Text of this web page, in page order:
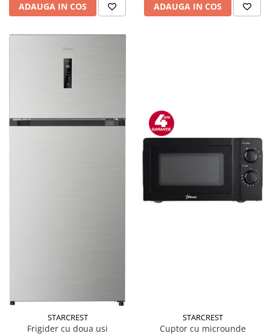
ADAUGA IN COS ADAUGA IN COS
STARCREST
Frigider cu doua usi
STARCREST
Cuptor cu microunde